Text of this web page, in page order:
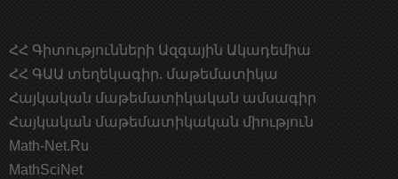
ՀՀ Գիտությունների Ազգային Ակադեմիա
ՀՀ ԳԱԱ տեղեկագիր. մաթեմատիկա
Հայկական մաթեմատիկական ամսագիր
Հայկական մաթեմատիկական միություն
Math-Net.Ru
MathSciNet